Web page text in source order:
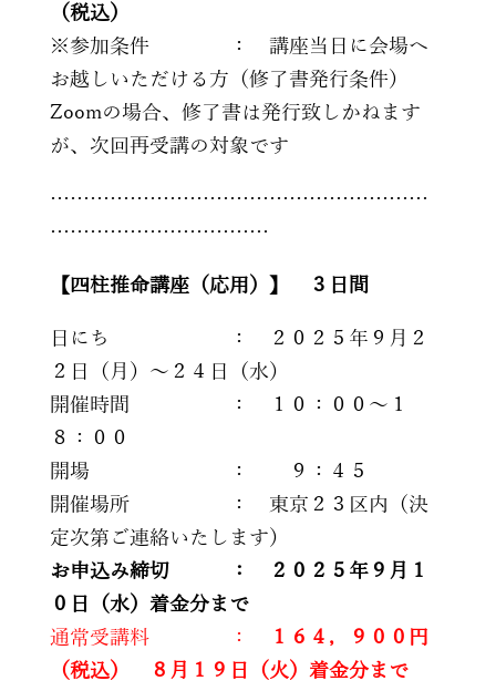
（税込）
※参加条件 ： 講座当日に会場へ
お越しいただける方（修了書発行条件）
Zoomの場合、修了書は発行致しかねます
が、次回再受講の対象です
…………………………………………………
……………………………
【四柱推命講座（応用）】 ３日間
日にち ： ２０２５年９月２
２日（月）～２４日（水）
開催時間 ： １０：００～１
８：００
開場 ： ９：４５
開催場所 ： 東京２３区内（決
定次第ご連絡いたします）
お申込み締切 ： ２０２５年９月１
０日（水）着金分まで
通常受講料 ：
１６４，９００円
（税込） ８月１９日（火）着金分まで